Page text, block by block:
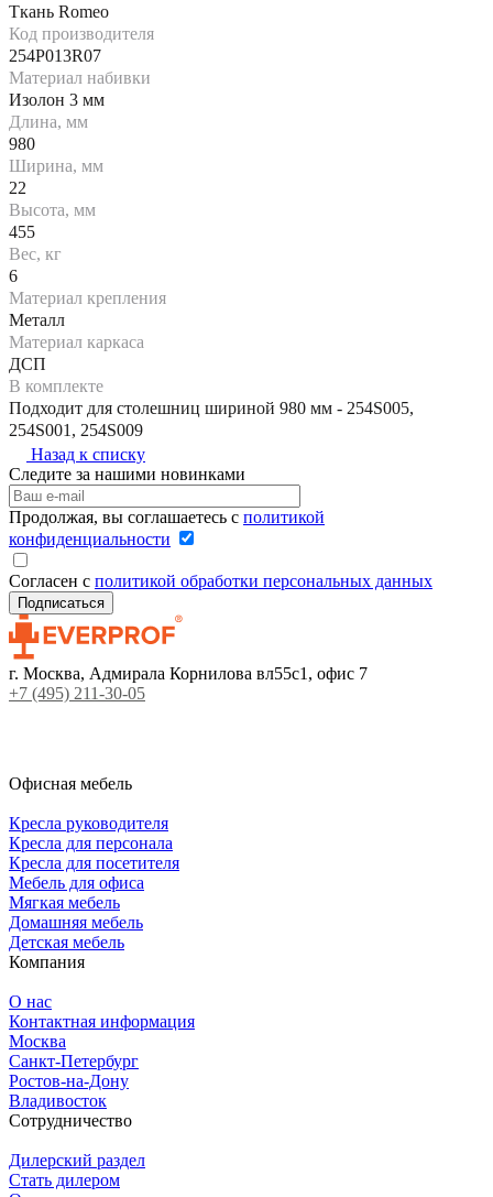
Ткань Romeo
Код производителя
254P013R07
Материал набивки
Изолон 3 мм
Длина, мм
980
Ширина, мм
22
Высота, мм
455
Вес, кг
6
Материал крепления
Металл
Материал каркаса
ДСП
В комплекте
Подходит для столешниц шириной 980 мм - 254S005,
254S001, 254S009
Назад к списку
Следите за нашими новинками
Продолжая, вы соглашаетесь с политикой
конфиденциальности
Согласен с политикой обработки персональных данных
г. Москва, Адмирала Корнилова вл55с1, офис 7
+7 (495) 211-30-05
Офисная мебель
Кресла руководителя
Кресла для персонала
Кресла для посетителя
Мебель для офиса
Мягкая мебель
Домашняя мебель
Детская мебель
Компания
О нас
Контактная информация
Москва
Санкт-Петербург
Ростов-на-Дону
Владивосток
Сотрудничество
Дилерский раздел
Стать дилером